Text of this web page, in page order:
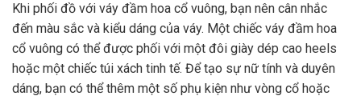
Khi phối đồ với váy đầm hoa cổ vuông, bạn nên cân nhắc
đến màu sắc và kiểu dáng của váy. Một chiếc váy đầm hoa
cổ vuông có thể được phối với một đôi giày dép cao heels
hoặc một chiếc túi xách tinh tế. Để tạo sự nữ tính và duyên
dáng, bạn có thể thêm một số phụ kiện như vòng cổ hoặc